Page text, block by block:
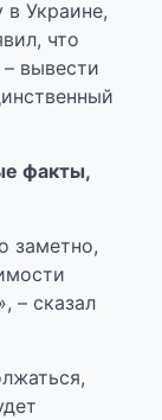
в Украине,
что
вывести
факты,
заметно,
– сказал